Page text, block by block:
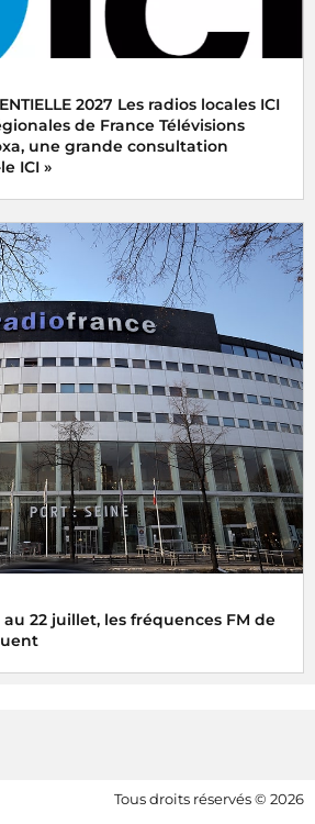
2027 Les radios locales ICI
de France Télévisions
une grande consultation
ICI »
22 juillet, les fréquences FM de
Tous droits réservés © 2026